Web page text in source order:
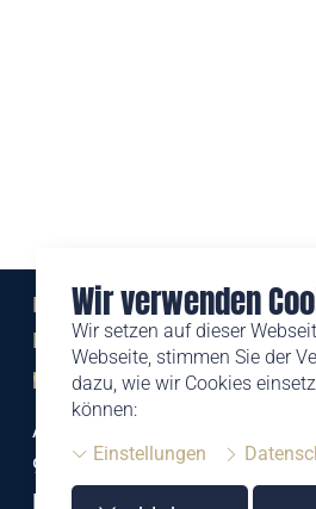
Wir verwenden
Wir setzen auf dieser
Webseite, stimmen Sie der
dazu, wie wir Cookies
können:
Einstellungen
Eine Marke der
Liechtensteinischen Post AG
post.li
Alte Zollstrasse 11
9494 Schaan
Liechtenstein